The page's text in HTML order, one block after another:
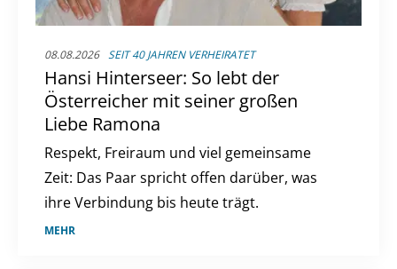
08.08.2026 SEIT 40 JAHREN VERHEIRATET
Hansi Hinterseer: So lebt der
Österreicher mit seiner großen
Liebe Ramona
Respekt, Freiraum und viel gemeinsame
Zeit: Das Paar spricht offen darüber, was
ihre Verbindung bis heute trägt.
MEHR